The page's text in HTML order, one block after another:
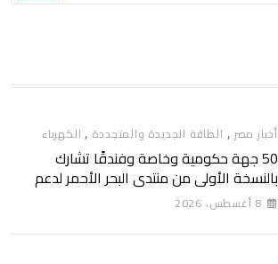
أخبار مصر, الطاقة الجديدة والمتجددة , الكهرباء
50 جهة حكومية وخاصة وفندقًا تشارك
بالنسخة الأولى من منتدى البحر الأحمر لدعم
الطاقة النظيفة والسياحة المستدامة
8 أغسطس، 2026